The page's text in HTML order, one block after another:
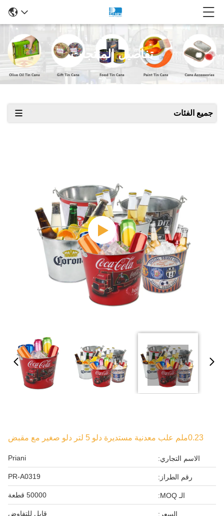
تفاصيل المنتجات
جميع الفئات
0.23ملم علب معدنية مستديرة دلو 5 لتر دلو صغير مع مقبض
الاسم التجاري: Priani
رقم الطراز: PR-A0319
الـ MOQ: 50000 قطعة
السعر: قابل للتفاوض